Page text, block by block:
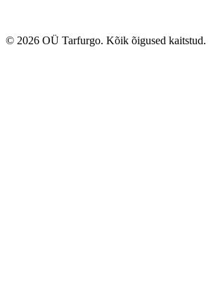
© 2026 OÜ Tarfurgo. Kõik õigused kaitstud.